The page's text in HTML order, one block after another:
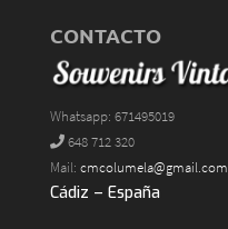
CONTACTO
Whatsapp: 671495019
648 712 320
Mail: cmcolumela@gmail.com
Cádiz – España